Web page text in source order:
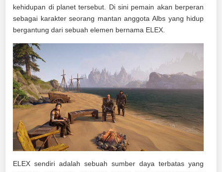
kehidupan di planet tersebut. Di sini pemain akan berperan
sebagai karakter seorang mantan anggota Albs yang hidup
bergantung dari sebuah elemen bernama ELEX.
ELEX sendiri adalah sebuah sumber daya terbatas yang